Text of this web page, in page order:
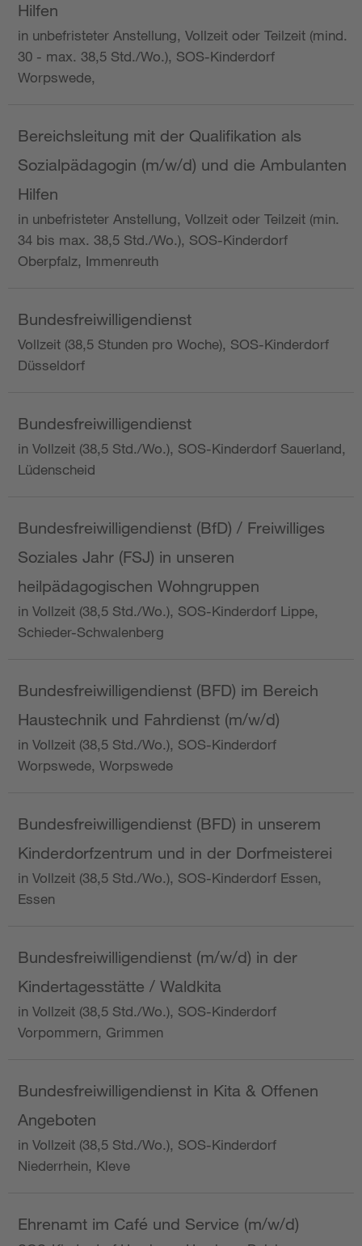
Hilfen
in unbefristeter Anstellung, Vollzeit oder Teilzeit (mind.
30 - max. 38,5 Std./Wo.), SOS-Kinderdorf
Worpswede,
Bereichsleitung mit der Qualifikation als
Sozialpädagogin (m/w/d) und die Ambulanten
Hilfen
in unbefristeter Anstellung, Vollzeit oder Teilzeit (min.
34 bis max. 38,5 Std./Wo.), SOS-Kinderdorf
Oberpfalz, Immenreuth
Bundesfreiwilligendienst
Vollzeit (38,5 Stunden pro Woche), SOS-Kinderdorf
Düsseldorf
Bundesfreiwilligendienst
in Vollzeit (38,5 Std./Wo.), SOS-Kinderdorf Sauerland,
Lüdenscheid
Bundesfreiwilligendienst (BfD) / Freiwilliges
Soziales Jahr (FSJ) in unseren
heilpädagogischen Wohngruppen
in Vollzeit (38,5 Std./Wo.), SOS-Kinderdorf Lippe,
Schieder-Schwalenberg
Bundesfreiwilligendienst (BFD) im Bereich
Haustechnik und Fahrdienst (m/w/d)
in Vollzeit (38,5 Std./Wo.), SOS-Kinderdorf
Worpswede, Worpswede
Bundesfreiwilligendienst (BFD) in unserem
Kinderdorfzentrum und in der Dorfmeisterei
in Vollzeit (38,5 Std./Wo.), SOS-Kinderdorf Essen,
Essen
Bundesfreiwilligendienst (m/w/d) in der
Kindertagesstätte / Waldkita
in Vollzeit (38,5 Std./Wo.), SOS-Kinderdorf
Vorpommern, Grimmen
Bundesfreiwilligendienst in Kita & Offenen
Angeboten
in Vollzeit (38,5 Std./Wo.), SOS-Kinderdorf
Niederrhein, Kleve
Ehrenamt im Café und Service (m/w/d)